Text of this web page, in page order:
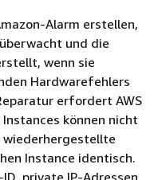
Alarm erstellen,
und die
wenn sie
Hardwarefehlers
erfordert AWS
können nicht
wiederhergestellte
Instance identisch.
private IP-Adressen,